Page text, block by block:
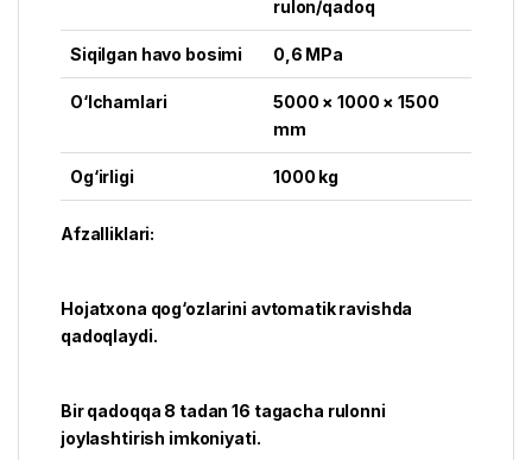
rulon/qadoq
Siqilgan havo bosimi 0,6 MPa
O‘lchamlari
5000 × 1000 × 1500
mm
Og‘irligi 1000 kg
Afzalliklari:
Hojatxona qog‘ozlarini avtomatik ravishda
qadoqlaydi.
Bir qadoqqa 8 tadan 16 tagacha rulonni
joylashtirish imkoniyati.